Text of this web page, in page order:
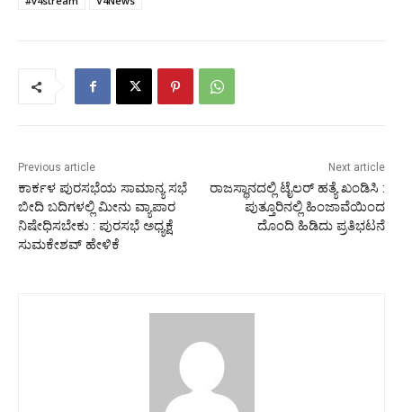
Previous article
ಕಾರ್ಕಳ ಪುರಸಭೆಯ ಸಾಮಾನ್ಯ ಸಭೆ
ಬೀದಿ ಬದಿಗಳಲ್ಲಿ ಮೀನು ವ್ಯಾಪಾರ
ನಿಷೇಧಿಸಬೇಕು : ಪುರಸಭೆ ಅಧ್ಯಕ್ಷೆ
ಸುಮಕೇಶವ್ ಹೇಳಿಕೆ
Next article
ರಾಜಸ್ಥಾನದಲ್ಲಿ ಟೈಲರ್ ಹತ್ಯೆ ಖಂಡಿಸಿ :
ಪುತ್ತೂರಿನಲ್ಲಿ ಹಿಂಜಾವೆಯಿಂದ
ದೊಂದಿ ಹಿಡಿದು ಪ್ರತಿಭಟನೆ